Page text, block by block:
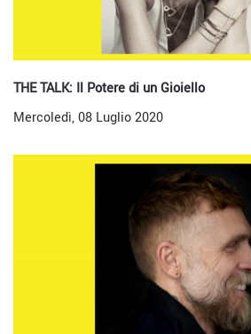
THE TALK: Il Potere di un Gioiello
Mercoledì, 08 Luglio 2020